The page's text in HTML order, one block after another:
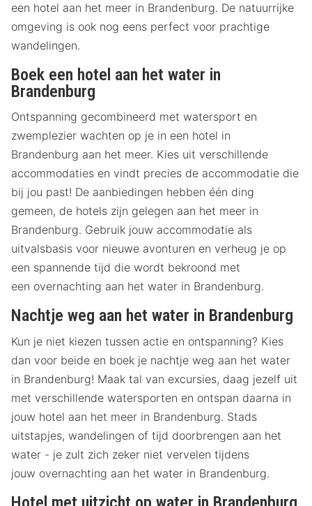
een hotel aan het meer in Brandenburg. De natuurrijke
omgeving is ook nog eens perfect voor prachtige
wandelingen.
Boek een hotel aan het water in
Brandenburg
Ontspanning gecombineerd met watersport en
zwemplezier wachten op je in een hotel in
Brandenburg aan het meer. Kies uit verschillende
accommodaties en vindt precies de accommodatie die
bij jou past! De aanbiedingen hebben één ding
gemeen, de hotels zijn gelegen aan het meer in
Brandenburg. Gebruik jouw accommodatie als
uitvalsbasis voor nieuwe avonturen en verheug je op
een spannende tijd die wordt bekroond met
een overnachting aan het water in Brandenburg.
Nachtje weg aan het water in Brandenburg
Kun je niet kiezen tussen actie en ontspanning? Kies
dan voor beide en boek je nachtje weg aan het water
in Brandenburg! Maak tal van excursies, daag jezelf uit
met verschillende watersporten en ontspan daarna in
jouw hotel aan het meer in Brandenburg. Stads
uitstapjes, wandelingen of tijd doorbrengen aan het
water - je zult zich zeker niet vervelen tijdens
jouw overnachting aan het water in Brandenburg.